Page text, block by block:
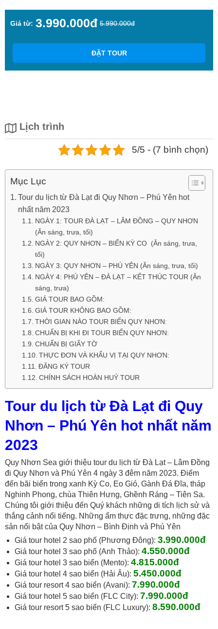
Giá từ: 3.990.000đ 5.990.000đ
ĐẶT TOUR
Lịch trình
5/5 - (7 bình chọn)
Mục Lục
Tour du lịch từ Đà Lạt đi Quy Nhơn – Phú Yên hot
nhất năm 2023
NGÀY 1: TOUR ĐÀ LẠT – LÂM ĐỒNG – QUY NHƠN
(Ăn sáng, trưa, tối)
NGÀY 2: QUY NHƠN – BIỂN KỲ CO (Ăn sáng, trưa,
tối)
NGÀY 3: QUY NHƠN – PHÚ YÊN (Ăn sáng, trưa, tối)
NGÀY 4: PHÚ YÊN – ĐÀ LẠT – KẾT THÚC TOUR (Ăn
sáng, trưa)
GIÁ TOUR BAO GỒM:
GIÁ TOUR KHÔNG BAO GỒM:
THỜI GIAN NÀO TOUR BIỂN QUY NHƠN:
CHUẨN BỊ KHI ĐI TOUR BIỂN QUY NHƠN:
CHUẨN BỊ GIẤY TỜ
THỰC ĐƠN VÀ KHẨU VỊ TẠI QUY NHƠN:
ĐĂNG KÝ TOUR
CHÍNH SÁCH HOÀN HUỶ TOUR
Tour du lịch từ Đà Lạt đi Quy
Nhơn – Phú Yên hot nhất năm
2023
Quy Nhơn Sea giới thiệu tour du lịch từ Đà Lạt – Lâm Đồng
đi Quy Nhơn và Phú Yên 4 ngày 3 đêm năm 2023. Điểm
đến bãi biển trong xanh Kỳ Co, Eo Gió, Gành Đá Đĩa, tháp
Nghinh Phong, chùa Thiên Hưng, Ghềnh Ráng – Tiên Sa.
Chúng tôi giới thiệu đến Quý khách những di tích lịch sử và
thắng cảnh nổi tiếng. Những ẩm thực đặc trưng, những đặc
sản nổi bật của Quy Nhơn – Bình Định và Phú Yên
Giá tour hotel 2 sao phố (Phương Đông): 3.990.000đ
Giá tour hotel 3 sao phố (Anh Thảo): 4.550.000đ
Giá tour hotel 3 sao biển (Mento): 4.815.000đ
Giá tour hotel 4 sao biển (Hải Âu): 5.450.000đ
Giá tour resort 4 sao biển (Avani): 7.990.000đ
Giá tour hotel 5 sao biển (FLC City): 7.990.000đ
Giá tour resort 5 sao biển (FLC Luxury): 8.590.000đ